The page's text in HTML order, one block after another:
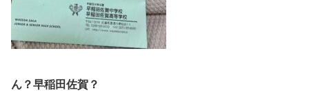
ん？早稲田佐賀？